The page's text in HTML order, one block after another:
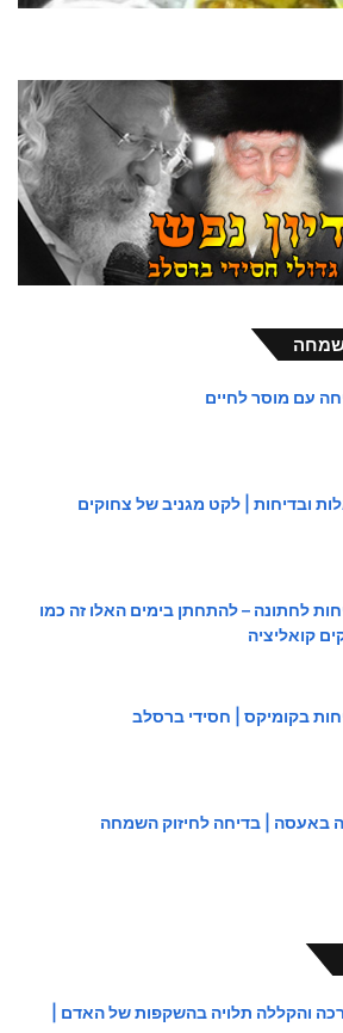
עם מוסר לחיים
ובדיחות | לקט מגניב של צחוקים
לחתונה – להתחתן בימים האלו זה כמו
קואליציה
בקומיקס | חסידי ברסלב
באעסה | בדיחה לחיזוק השמחה
והקללה תלויה בהשקפות של האדם |